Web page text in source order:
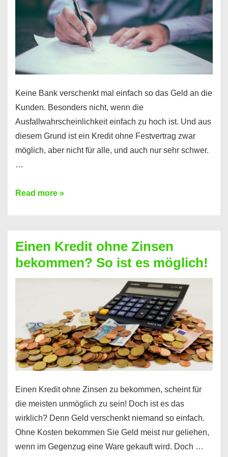
Handy
möglich!
Keine Bank verschenkt mal einfach so das Geld an die
Kunden. Besonders nicht, wenn die
Ausfallwahrscheinlichkeit einfach zu hoch ist. Und aus
diesem Grund ist ein Kredit ohne Festvertrag zwar
möglich, aber nicht für alle, und auch nur sehr schwer.
…
Ist
Festvertrag
für
jeden
erfahren
Sie
es
Read more »
Einen Kredit ohne Zinsen
bekommen? So ist es möglich!
Einen Kredit ohne Zinsen zu bekommen, scheint für
die meisten unmöglich zu sein! Doch ist es das
wirklich? Denn Geld verschenkt niemand so einfach.
Ohne Kosten bekommen Sie Geld meist nur geliehen,
wenn im Gegenzug eine Ware gekauft wird. Doch …